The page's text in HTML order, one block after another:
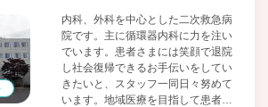
内科、外科を中心とした二次救急病
院です。主に循環器内科に力を注い
でいます。患者さまには笑顔で退院
し社会復帰できるお手伝いをしてい
きたいと、スタッフ一同日々努めて
います。地域医療を目指して患者さ